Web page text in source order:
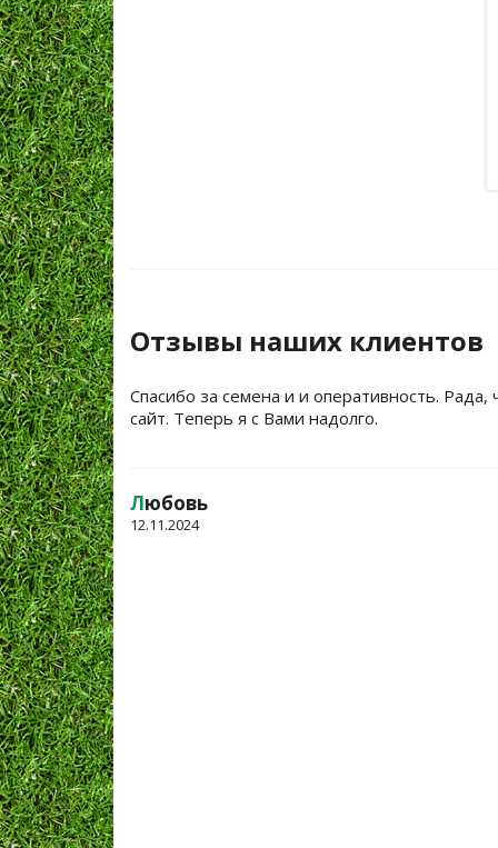
Отзывы наших клиентов
Спасибо за семена и и оперативность. Рада,
сайт. Теперь я с Вами надолго.
Любовь
12.11.2024